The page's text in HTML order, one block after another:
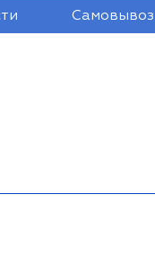
Самовывоз